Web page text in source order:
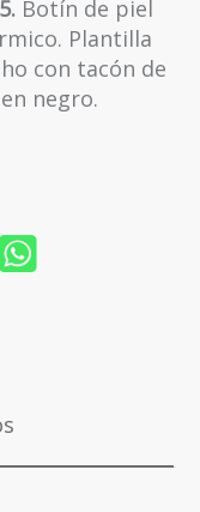
Botín de piel
Plantilla
con tacón de
negro.